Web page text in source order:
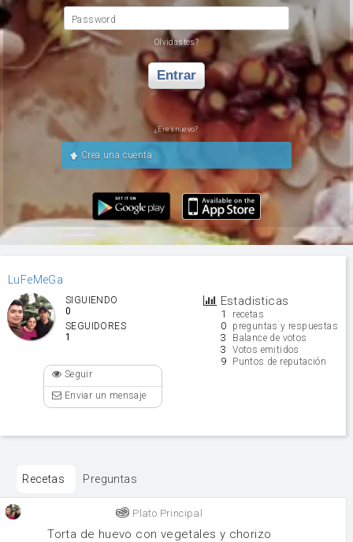
Password
Olvidastes?
Entrar
¿Eres nuevo?
Crea una cuenta
LuFeMeGa
Estadisticas
1 recetas
0 preguntas y respuestas
3 Balance de votos
3 Votos emitidos
9 Puntos de reputación
SIGUIENDO
0
SEGUIDORES
1
Seguir
Enviar un mensaje
Recetas Preguntas
Plato Principal
Torta de huevo con vegetales y chorizo